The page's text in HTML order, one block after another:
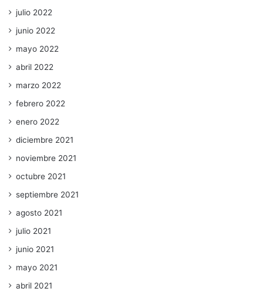
julio 2022
junio 2022
mayo 2022
abril 2022
marzo 2022
febrero 2022
enero 2022
diciembre 2021
noviembre 2021
octubre 2021
septiembre 2021
agosto 2021
julio 2021
junio 2021
mayo 2021
abril 2021